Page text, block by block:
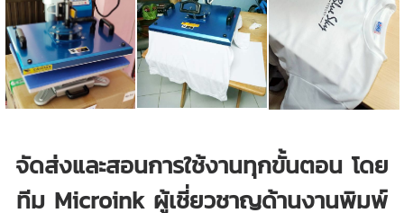
จัดส่งและสอนการใช้งานทุกขั้นตอน โดย
ทีม Microink ผู้เชี่ยวชาญด้านงานพิมพ์